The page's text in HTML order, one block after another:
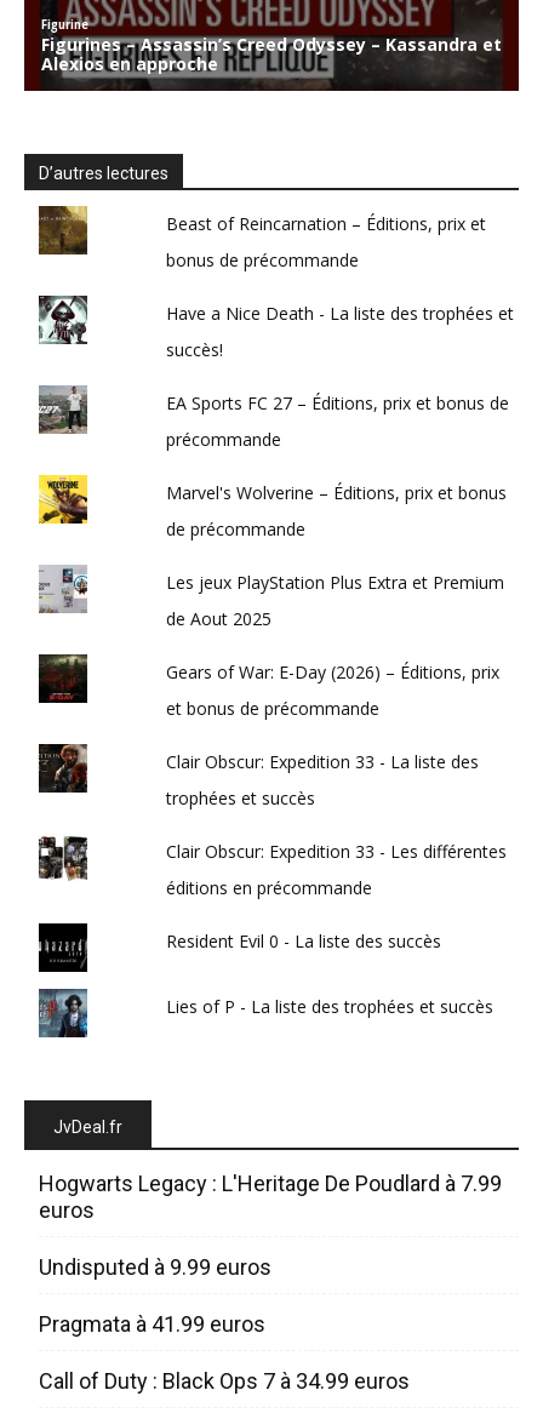
D’autres lectures
Beast of Reincarnation – Éditions, prix et
bonus de précommande
Have a Nice Death - La liste des trophées et
succès!
EA Sports FC 27 – Éditions, prix et bonus de
précommande
Marvel's Wolverine – Éditions, prix et bonus
de précommande
Les jeux PlayStation Plus Extra et Premium
de Aout 2025
Gears of War: E-Day (2026) – Éditions, prix
et bonus de précommande
Clair Obscur: Expedition 33 - La liste des
trophées et succès
Clair Obscur: Expedition 33 - Les différentes
éditions en précommande
Resident Evil 0 - La liste des succès
Lies of P - La liste des trophées et succès
JvDeal.fr
Hogwarts Legacy : L'Heritage De Poudlard à 7.99
euros
Undisputed à 9.99 euros
Pragmata à 41.99 euros
Call of Duty : Black Ops 7 à 34.99 euros